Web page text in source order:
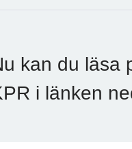
kan du läsa
i länken